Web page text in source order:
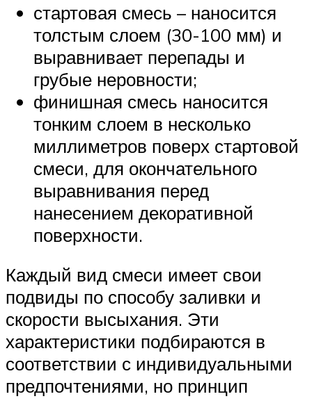
стартовая смесь – наносится
толстым слоем (30-100 мм) и
выравнивает перепады и
грубые неровности;
финишная смесь наносится
тонким слоем в несколько
миллиметров поверх стартовой
смеси, для окончательного
выравнивания перед
нанесением декоративной
поверхности.
Каждый вид смеси имеет свои
подвиды по способу заливки и
скорости высыхания. Эти
характеристики подбираются в
соответствии с индивидуальными
предпочтениями, но принцип